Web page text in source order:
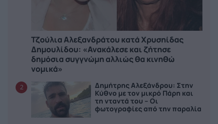
Τζούλια Αλεξανδράτου κατά Χρυσηίδας
Δημουλίδου: «Ανακάλεσε και ζήτησε
δημόσια συγγνώμη αλλιώς θα κινηθώ
νομικά»
2
Δημήτρης Αλεξάνδρου: Στην
Κύθνο με τον μικρό Πάρη και
τη νταντά του – Οι
φωτογραφίες από την παραλία